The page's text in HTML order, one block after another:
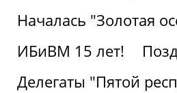
Началась "Золотая
ИБиВМ 15 лет!
Делегаты "Пятой